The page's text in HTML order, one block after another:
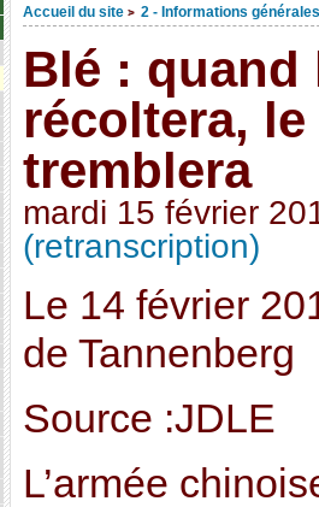
Accueil du site > 2 - Informations générales
Blé : quand
récoltera,
tremblera
mardi 15 février
(retranscription)
Le 14 février
de Tannenberg
Source :JDLE
L’armée